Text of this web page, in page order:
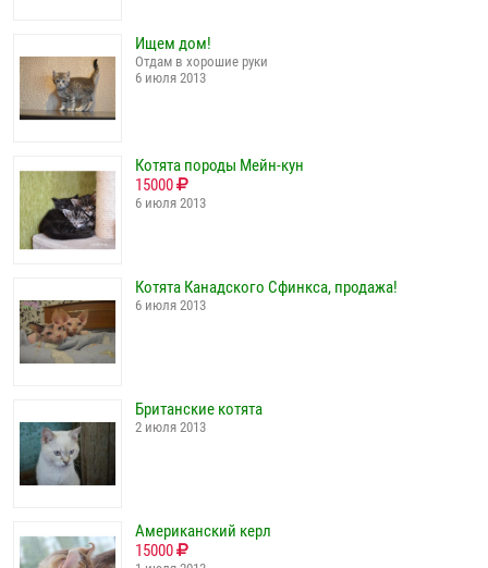
Ищем дом!
Отдам в хорошие руки
6 июля 2013
Котята породы Мейн-кун
15000
6 июля 2013
Котята Канадского Сфинкса, продажа!
6 июля 2013
Британские котята
2 июля 2013
Американский керл
15000